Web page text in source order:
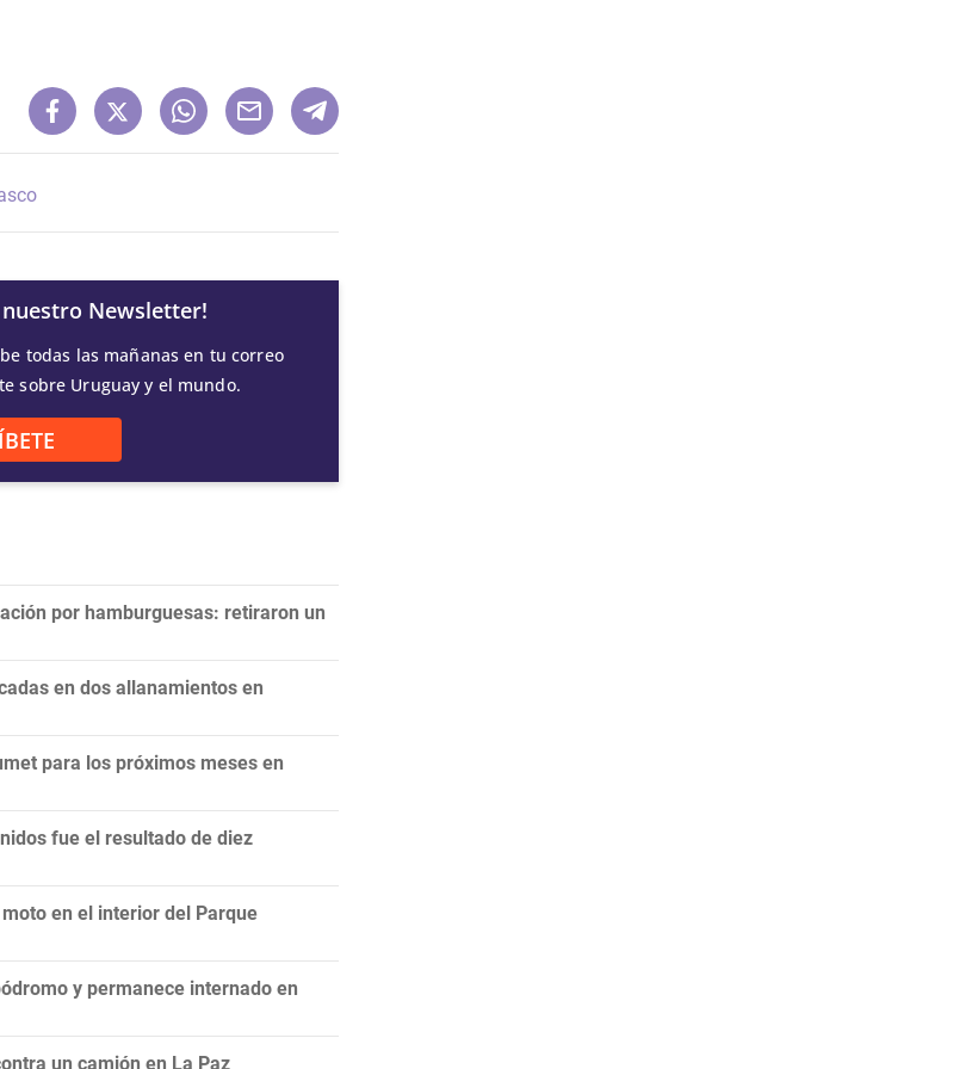
nuestro Newsletter!
todas las mañanas en tu correo
sobre Uruguay y el mundo.
por hamburguesas: retiraron un
en dos allanamientos en
para los próximos meses en
fue el resultado de diez
en el interior del Parque
y permanece internado en
un camión en La Paz